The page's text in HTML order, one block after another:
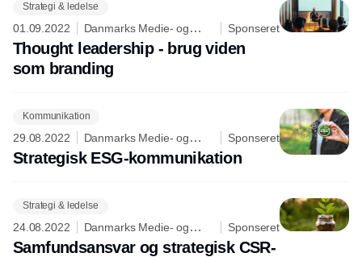
Strategi & ledelse
01.09.2022
Danmarks Medie- og
Journalisthøjskole
Sponseret
Thought leadership - brug viden
som branding
Kommunikation
29.08.2022
Danmarks Medie- og
Journalisthøjskole
Sponseret
Strategisk ESG-kommunikation
Strategi & ledelse
24.08.2022
Danmarks Medie- og
Journalisthøjskole
Sponseret
Samfundsansvar og strategisk CSR-